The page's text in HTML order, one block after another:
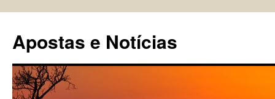
conteúdo
Apostas e Notícias